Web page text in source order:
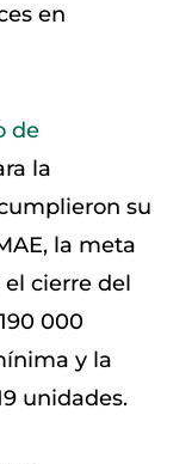
en
de
la
su
la meta
cierre del
000
y la
unidades.